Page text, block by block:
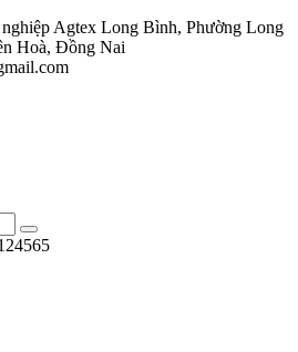
Agtex Long Bình, Phường Long
Hoà, Đồng Nai